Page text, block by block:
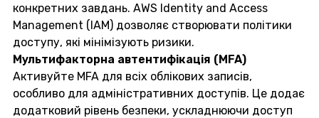
конкретних завдань. AWS Identity and Access
Management (IAM) дозволяє створювати політики
доступу, які мінімізують ризики.
Мультифакторна автентифікація (MFA)
Активуйте MFA для всіх облікових записів,
особливо для адміністративних доступів. Це додає
додатковий рівень безпеки, ускладнюючи доступ